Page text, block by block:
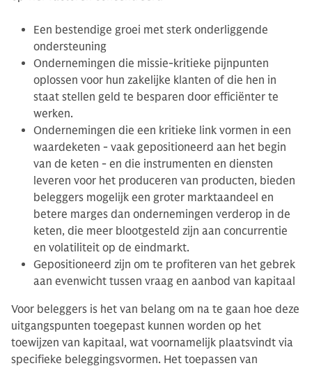
Een bestendige groei met sterk onderliggende
ondersteuning
Ondernemingen die missie-kritieke pijnpunten
oplossen voor hun zakelijke klanten of die hen in
staat stellen geld te besparen door efficiënter te
werken.
Ondernemingen die een kritieke link vormen in een
waardeketen - vaak gepositioneerd aan het begin
van de keten - en die instrumenten en diensten
leveren voor het produceren van producten, bieden
beleggers mogelijk een groter marktaandeel en
betere marges dan ondernemingen verderop in de
keten, die meer blootgesteld zijn aan concurrentie
en volatiliteit op de eindmarkt.
Gepositioneerd zijn om te profiteren van het gebrek
aan evenwicht tussen vraag en aanbod van kapitaal
Voor beleggers is het van belang om na te gaan hoe deze
uitgangspunten toegepast kunnen worden op het
toewijzen van kapitaal, wat voornamelijk plaatsvindt via
specifieke beleggingsvormen. Het toepassen van